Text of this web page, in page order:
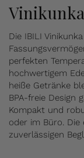
Vinikunka
Die IBILI
perfekten
hochwertigem
heiße Getränke
BPA-freie Design
Kompakt und
oder im Büro. Die
zuverlässigen